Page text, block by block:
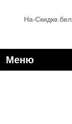
На-Скидке.бел
Меню